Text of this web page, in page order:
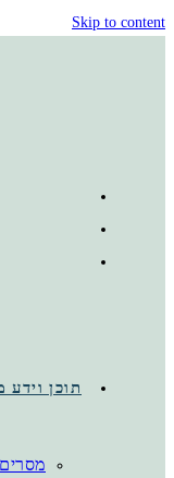
Skip to content
תוכן וידע